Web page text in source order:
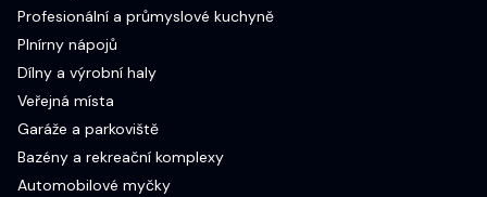
Profesionální a průmyslové kuchyně
Plnírny nápojů
Dílny a výrobní haly
Veřejná místa
Garáže a parkoviště
Bazény a rekreační komplexy
Automobilové myčky